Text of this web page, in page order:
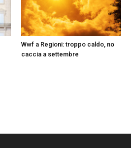
Wwf a Regioni: troppo caldo, no
caccia a settembre